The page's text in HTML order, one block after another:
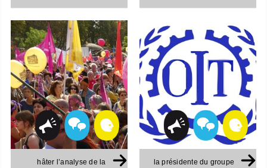
hâter l’analyse de la
la présidente du groupe